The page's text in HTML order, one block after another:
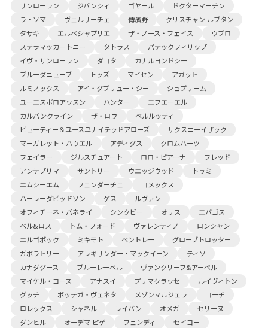
サンローラン ジバンシィ ゴヤール
ドクターマーチン
ラ・ソマ
ヴェルサーチェ 傳濱野
クリスチャン ルブタン
タサキ
エルベシャプリエ ザ・ノース・フェイス
ウブロ
ステラマッカートニー
タトラス
パテックフィリップ
イヴ・サンローラン
ダコタ
カナルヨンドシー
ブルーダニューブ
トッズ マイセン
アガット
ルミノックス
アイ・ダブリュー・シー
シュプリーム
ユーエスポロアッスン
ハンター
エフエーエル
カルバンクライン
ザ・ロウ
ベルルッティ
ビューティー＆ユースユナイテッドアローズ
サクスニーイザック
マーガレット・ハウエル
アディダス
クロムハーツ
フェイラー
ジルスチュアート ロロ・ピアーナ
フレッド
アンテプリマ
サントリー ウエッジウッド
トゥミ
エムシーエム
フェンダーチェ
コメックス
ハーレーダビッドソン
ゲス
ルヴァン
オフィチーネ・パネライ
シンクビー オリス
エバゴス
ベル&ロス
トム・フォード ヴァレンティノ
ロンシャン
エルゴポック
ミキモト ベントレー
グローブトロッター
ガボラトリー
アレキサンダー・マックイーン
ティソ
カナダグース
ブルーレーベル
ヴァンクリーフ&アーペル
マイケル・コース
アナスイ プリマクラッセ
ルイヴィトン
グッチ
ボッテガ・ヴェネタ メゾンマルジェラ
コーチ
ロレックス
シャネル レイバン オメガ
セリーヌ
ダンヒル
オーデマ ピゲ フェンディ
セイコー